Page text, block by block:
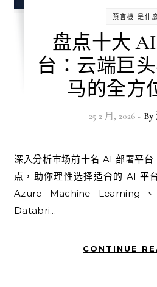
預言機 是什
盘点十大
台：云端巨
马的全方
25 2 月, 2026 - By
深入分析市场前十名 AI 部署平台，揭穿常见误解与技术盲
点，助你理性选择适合的 AI 平
Azure Machine Learning
Databri...
CONTINUE